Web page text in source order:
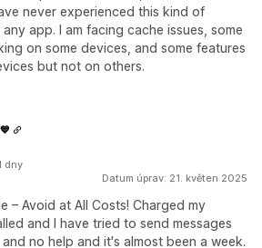
never experienced this kind of
app. I am facing cache issues, some
on some devices, and some features
but not on others.
Datum úprav: 21. květen 2025
– Avoid at All Costs! Charged my
and I have tried to send messages
no help and it's almost been a week.
dny